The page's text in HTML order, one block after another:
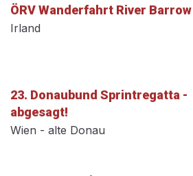
ÖRV Wanderfahrt River Barrow
Irland
23. Donaubund Sprintregatta -
abgesagt!
Wien - alte Donau